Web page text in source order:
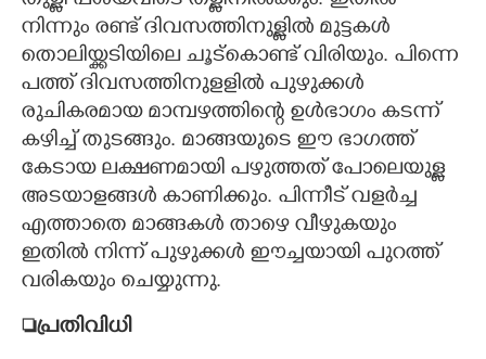
നിന്നും രണ്ട് ദിവസത്തിനുള്ളിൽ മുട്ടകൾ
തൊലിയ്ക്കടിയിലെ ചൂട്കൊണ്ട് വിരിയും. പിന്നെ
പത്ത് ദിവസത്തിനുളളിൽ പുഴുക്കൾ
രുചികരമായ മാമ്പഴത്തിന്റെ ഉൾഭാഗം കടന്ന്
കഴിച്ച് തുടങ്ങും. മാങ്ങയുടെ ഈ ഭാഗത്ത്
കേടായ ലക്ഷണമായി പഴുത്തത് പോലെയുള്ള
അടയാളങ്ങൾ കാണിക്കും. പിന്നീട് വളർച്ച
എത്താതെ മാങ്ങകൾ താഴെ വീഴുകയും
ഇതിൽ നിന്ന് പുഴുക്കൾ ഈച്ചയായി പുറത്ത്
വരികയും ചെയ്യുന്നു.
പ്രതിവിധി